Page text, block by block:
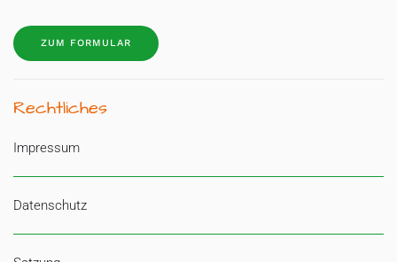
ZUM FORMULAR
Rechtliches
Impressum
Datenschutz